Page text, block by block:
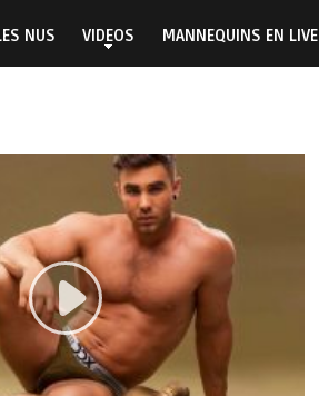
NUS VIDEOS MANNEQUINS EN LIVE